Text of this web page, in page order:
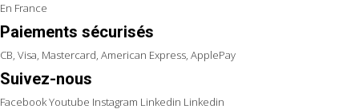
En France
Paiements sécurisés
CB, Visa, Mastercard, American Express, ApplePay
Suivez-nous
FacebookYoutube Instagram Linkedin Linkedin